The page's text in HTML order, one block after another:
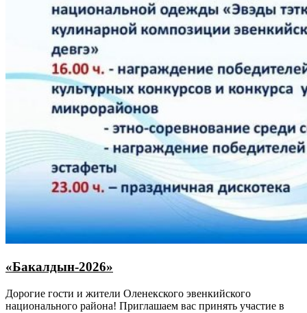
«Бакалдын-2026»
Дорогие гости и жители Оленекского эвенкийского
национального района! Приглашаем вас принять участие в